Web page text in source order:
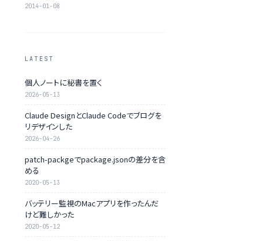
2014-01-08
LATEST
個人ノートに秘書を置く
2026-05-13
Claude DesignとClaude Codeでブログを
リデザインした
2026-04-26
patch-packgeでpackage.jsonの差分を含
める
2020-05-13
バッテリー監視のMacアプリを作ったんだ
けど難しかった
2020-05-12